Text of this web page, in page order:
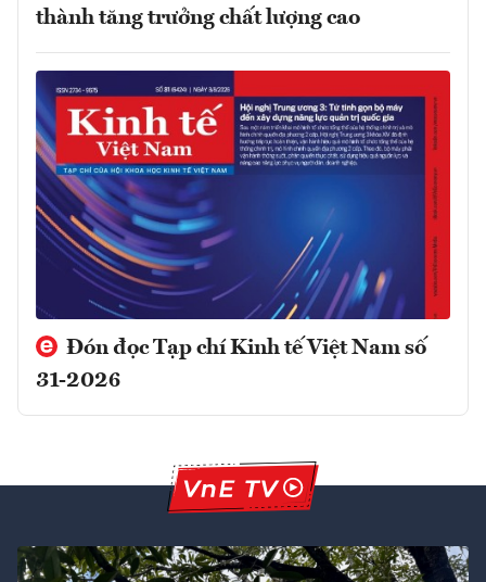
thành tăng trưởng chất lượng cao
Đón đọc Tạp chí Kinh tế Việt Nam số
31-2026